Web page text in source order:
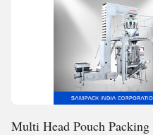
Multi Head Pouch